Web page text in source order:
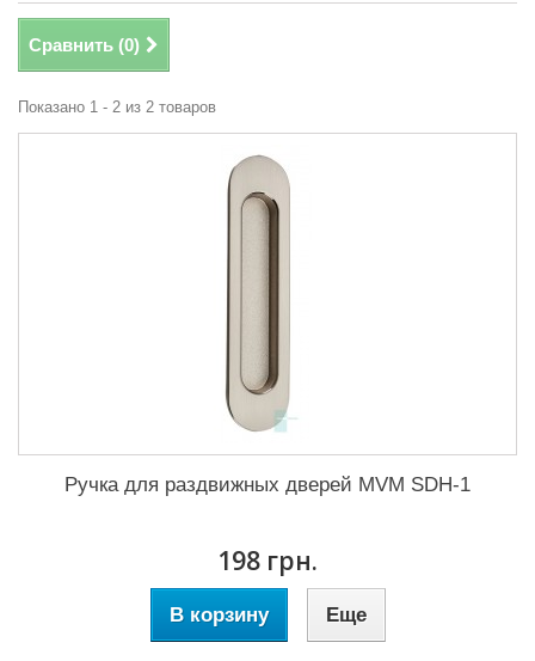
Сравнить (0)
Показано 1 - 2 из 2 товаров
Ручка для раздвижных дверей MVM SDH-1
198 грн.
В корзину Еще